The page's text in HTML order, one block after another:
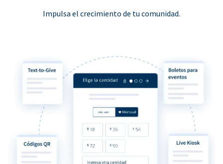
Impulsa el crecimiento de tu comunidad.